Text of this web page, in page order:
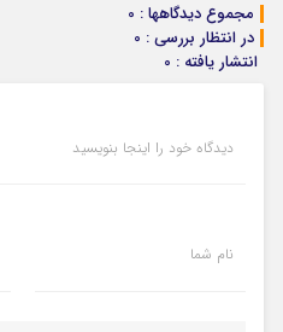
مجموع دیدگاهها : 0
در انتظار بررسی : 0
انتشار یافته : 0
دیدگاه خود را اینجا بنویسید
نام شما